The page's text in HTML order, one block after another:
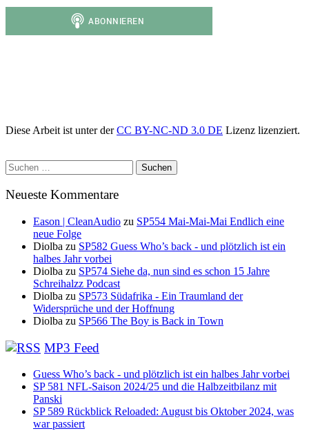
Diese Arbeit ist unter derCC BY-NC-ND 3.0 DE Lizenz lizenziert.
Suchen
nach:
Neueste Kommentare
Eason | CleanAudio zu SP554 Mai-Mai-Mai Endlich eine
neue Folge
Diolba zu SP582 Guess Who’s back - und plötzlich ist ein
halbes Jahr vorbei
Diolba zu SP574 Siehe da, nun sind es schon 15 Jahre
Schreihalzz Podcast
Diolba zu SP573 Südafrika - Ein Traumland der
Widersprüche und der Hoffnung
Diolba zu SP566 The Boy is Back in Town
MP3 Feed
Guess Who’s back - und plötzlich ist ein halbes Jahr vorbei
SP 581 NFL-Saison 2024/25 und die Halbzeitbilanz mit
Panski
SP 589 Rückblick Reloaded: August bis Oktober 2024, was
war passiert